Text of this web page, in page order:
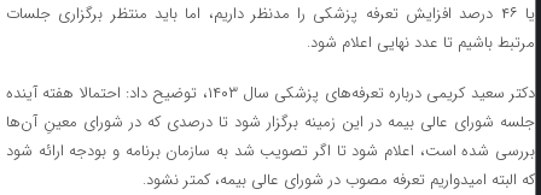
یا ۴۶ درصد افزایش تعرفه پزشکی را مدنظر داریم، اما باید منتظر برگزاری جلسات
مرتبط باشیم تا عدد نهایی اعلام شود.
دکتر سعید کریمی درباره تعرفه‌های پزشکی سال ۱۴۰۳، توضیح داد: احتمالا هفته آینده
جلسه شورای عالی بیمه در این زمینه برگزار شود تا درصدی که در شورای معینِ آن‌ها
بررسی شده است، اعلام شود تا اگر تصویب شد به سازمان برنامه و بودجه ارائه شود
که البته امیدواریم تعرفه مصوب در شورای عالی بیمه، کمتر نشود.